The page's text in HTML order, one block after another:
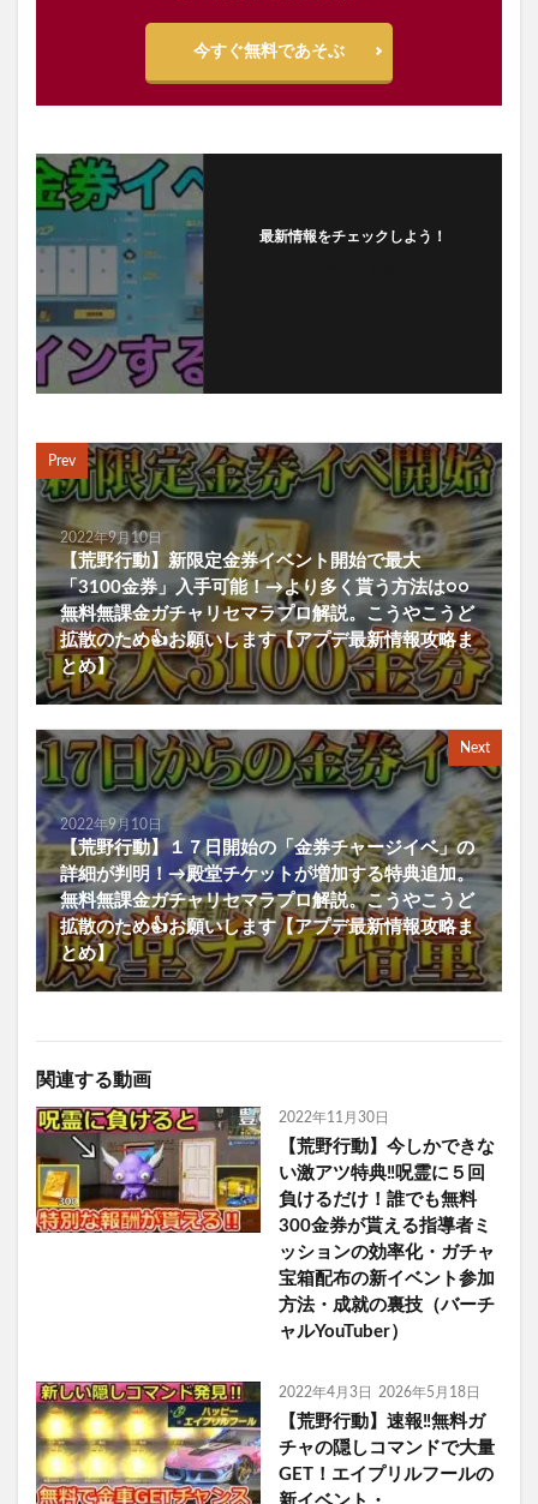
今すぐ無料であそぶ
最新情報をチェックしよう！
Prev
2022年9月10日
【荒野行動】新限定金券イベント開始で最大
「3100金券」入手可能！→より多く貰う方法は○○
無料無課金ガチャリセマラプロ解説。こうやこうど
拡散のため👍お願いします【アプデ最新情報攻略ま
とめ】
Next
2022年9月10日
【荒野行動】１７日開始の「金券チャージイベ」の
詳細が判明！→殿堂チケットが増加する特典追加。
無料無課金ガチャリセマラプロ解説。こうやこうど
拡散のため👍お願いします【アプデ最新情報攻略ま
とめ】
関連する動画
2022年11月30日
【荒野行動】今しかできな
い激アツ特典‼呪霊に５回
負けるだけ！誰でも無料
300金券が貰える指導者ミ
ッションの効率化・ガチャ
宝箱配布の新イベント参加
方法・成就の裏技（バーチ
ャルYouTuber）
2022年4月3日 2026年5月18日
【荒野行動】速報‼無料ガ
チャの隠しコマンドで大量
GET！エイプリルフールの